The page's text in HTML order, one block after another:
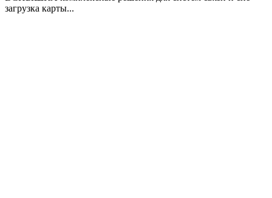
загрузка карты...